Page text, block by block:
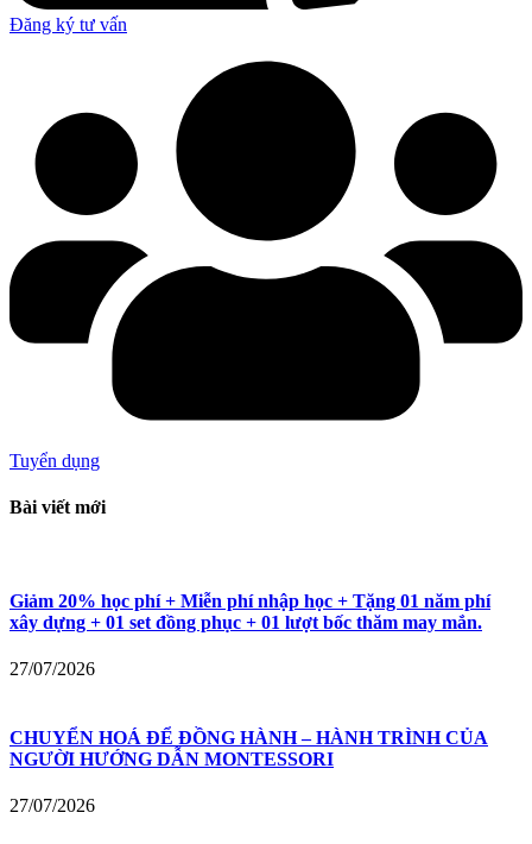
Đăng ký tư vấn
Tuyển dụng
Bài viết mới
Giảm 20% học phí + Miễn phí nhập học + Tặng 01 năm phí
xây dựng + 01 set đồng phục + 01 lượt bốc thăm may mắn.
27/07/2026
CHUYỂN HOÁ ĐỂ ĐỒNG HÀNH – HÀNH TRÌNH CỦA
NGƯỜI HƯỚNG DẪN MONTESSORI
27/07/2026